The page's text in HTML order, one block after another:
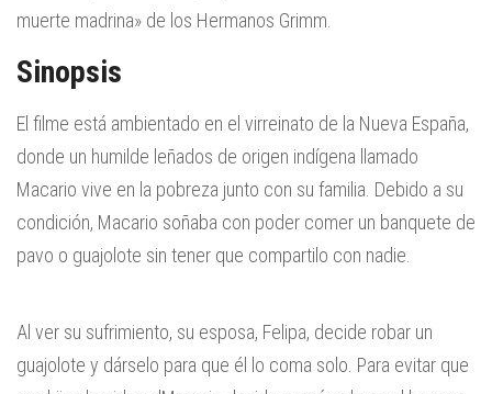
muerte madrina» de los Hermanos Grimm.
Sinopsis
El filme está ambientado en el virreinato de la Nueva España,
donde un humilde leñados de origen indígena llamado
Macario vive en la pobreza junto con su familia. Debido a su
condición, Macario soñaba con poder comer un banquete de
pavo o guajolote sin tener que compartilo con nadie.
Al ver su sufrimiento, su esposa, Felipa, decide robar un
guajolote y dárselo para que él lo coma solo. Para evitar que